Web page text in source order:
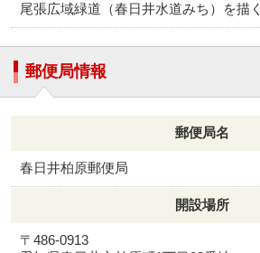
尾張広域緑道（春日井水道みち）を描く
郵便局情報
郵便局名
春日井柏原郵便局
開設場所
〒486-0913